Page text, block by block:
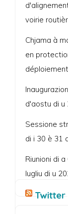
voirie
Chjama à
en
d'aostu di u
Sessione
di i 30 è 31
Riunioni di
lugliu di u
Twitter